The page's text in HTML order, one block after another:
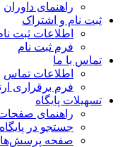
راهنمای داوران
ثبت نام و اشتراک
اطلاعات ثبت نام
فرم ثبت نام
تماس با ما
اطلاعات تماس
فرم برقراری
تسهیلات پایگاه
راهنمای صفحات
جستجو در پایگاه
صفحه پرسش‌های